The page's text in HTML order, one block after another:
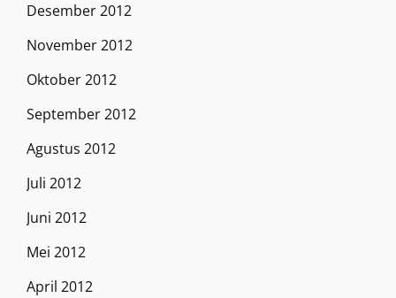
Desember 2012
November 2012
Oktober 2012
September 2012
Agustus 2012
Juli 2012
Juni 2012
Mei 2012
April 2012